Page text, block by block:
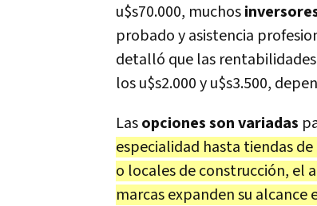
u$s70.000, muchos
probado y asistencia
detalló que las
los u$s2.000 y u$s3.500,
Lasopciones son variadas
especialidad hasta tiendas
o locales de construcción, el
marcas expanden su alcance